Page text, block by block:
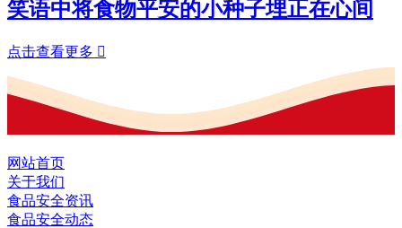
笑语中将食物平安的小种子埋正在心间
点击查看更多 
网站首页
关于我们
食品安全资讯
食品安全动态